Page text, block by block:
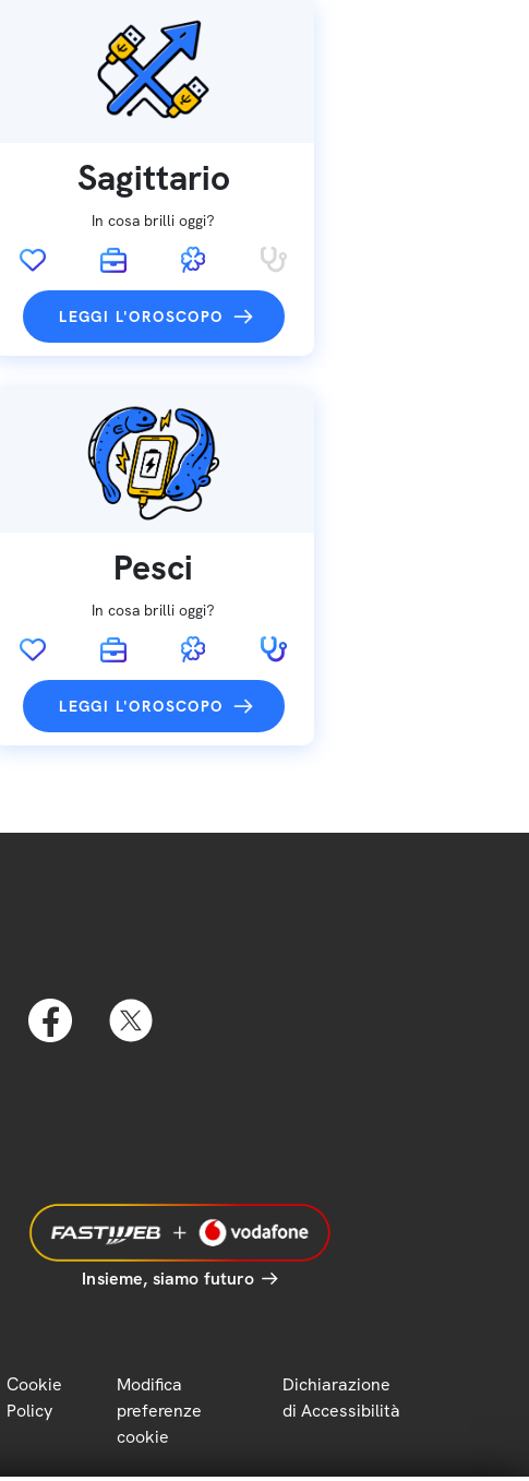
Sagittario
In cosa brilli oggi?
LEGGI L'OROSCOPO
Pesci
In cosa brilli oggi?
LEGGI L'OROSCOPO
Insieme, siamo futuro
Cookie
Policy
Modifica
preferenze
cookie
Dichiarazione
di Accessibilità